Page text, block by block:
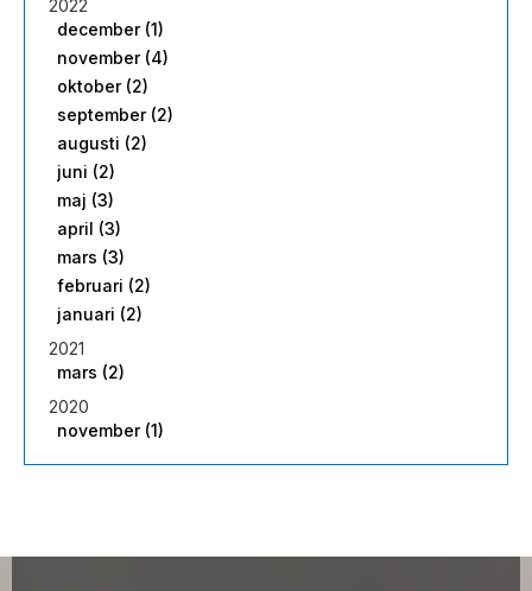
2022
december (1)
november (4)
oktober (2)
september (2)
augusti (2)
juni (2)
maj (3)
april (3)
mars (3)
februari (2)
januari (2)
2021
mars (2)
2020
november (1)